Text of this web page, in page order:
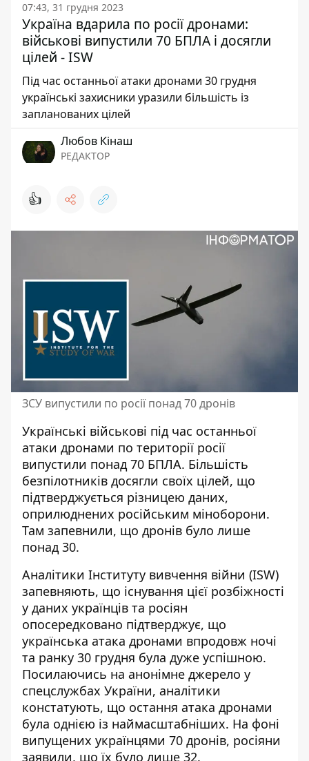
07:43, 31 грудня 2023
Україна вдарила по росії дронами:
військові випустили 70 БПЛА і досягли
цілей - ISW
Під час останньої атаки дронами 30 грудня
українські захисники уразили більшість із
запланованих цілей
Любов Кінаш
РЕДАКТОР
👍
ЗСУ випустили по росії понад 70 дронів
Українські військові під час останньої
атаки дронами по території росії
випустили понад 70 БПЛА. Більшість
безпілотників досягли своїх цілей, що
підтверджується різницею даних,
оприлюднених російським міноборони.
Там запевнили, що дронів було лише
понад 30.
Аналітики Інституту вивчення війни (ISW)
запевняють, що існування цієї розбіжності
у даних українців та росіян
опосередковано підтверджує, що
українська атака дронами впродовж ночі
та ранку 30 грудня була дуже успішною.
Посилаючись на анонімне джерело у
спецслужбах України, аналітики
констатують, що остання атака дронами
була однією із наймасштабніших. На фоні
випущених українцями 70 дронів, росіяни
заявили, що їх було лише 32.